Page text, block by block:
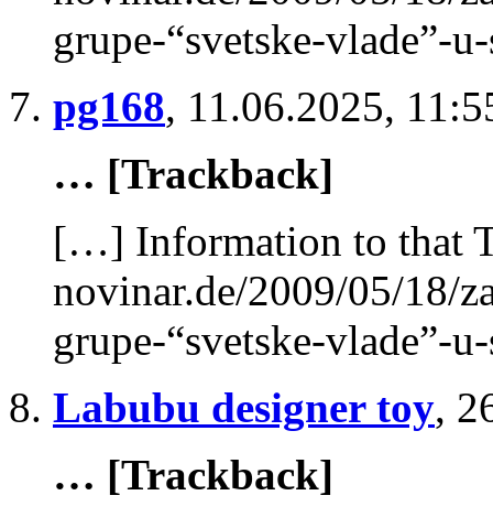
grupe-“svetske-vlade”-
pg168, 11.06.2025,
… [Trackback]
[…] Information to that
novinar.de/2009/05/18/
grupe-“svetske-vlade”-
Labubu designer toy,
… [Trackback]